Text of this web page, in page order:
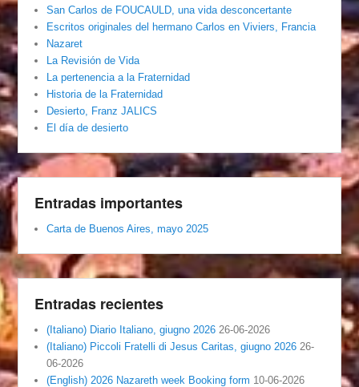
San Carlos de FOUCAULD, una vida desconcertante
Escritos originales del hermano Carlos en Viviers, Francia
Nazaret
La Revisión de Vida
La pertenencia a la Fraternidad
Historia de la Fraternidad
Desierto, Franz JALICS
El día de desierto
Entradas importantes
Carta de Buenos Aires, mayo 2025
Entradas recientes
(Italiano) Diario Italiano, giugno 2026 26-06-2026
(Italiano) Piccoli Fratelli di Jesus Caritas, giugno 2026 26-
06-2026
(English) 2026 Nazareth week Booking form 10-06-2026